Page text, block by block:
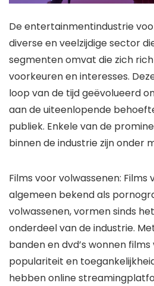
De entertainmentindustrie
diverse en veelzijdige sector
segmenten omvat die zich
voorkeuren en interesses.
loop van de tijd geëvolueerd
aan de uiteenlopende
publiek. Enkele van de
binnen de industrie zijn onder
Films voor volwassenen: Films
algemeen bekend als
volwassenen, vormen sinds
onderdeel van de industrie.
banden en dvd’s wonnen
populariteit en
hebben online